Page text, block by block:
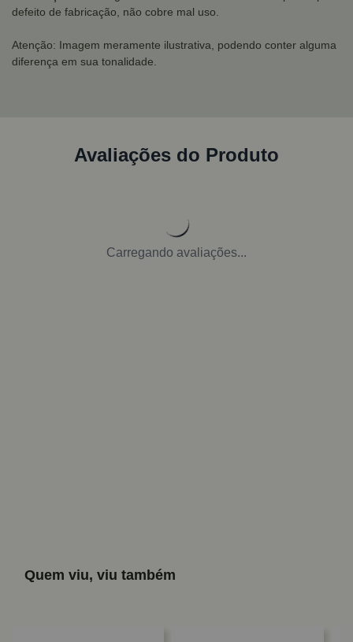
defeito de fabricação, não cobre mal uso.
Atenção: Imagem meramente ilustrativa, podendo conter alguma
diferença em sua tonalidade.
Avaliações do Produto
Carregando avaliações...
Quem viu, viu também